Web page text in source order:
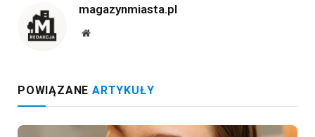
magazynmiasta.pl
Website
POWIĄZANE ARTYKUŁY